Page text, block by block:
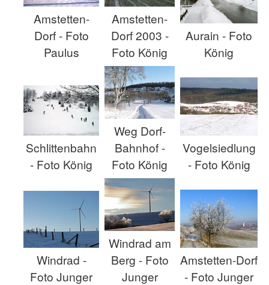
Amstetten-
Dorf - Foto
Paulus
Amstetten-
Dorf 2003 -
Foto König
Aurain - Foto
König
Schlittenbahn
- Foto König
Weg Dorf-
Bahnhof -
Foto König
Vogelsiedlung
- Foto König
Windrad -
Foto Junger
Windrad am
Berg - Foto
Junger
Amstetten-Dorf
- Foto Junger